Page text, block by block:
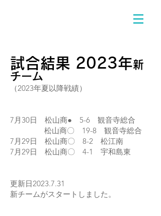
試合結果 2023年新
チーム
（2023年夏以降戦績）
7月30日 松山商● 5-6 観音寺総合
​ 松山商〇 19-8 観音寺総合
7月29日 松山商〇 8-2 松江南
7月29日 松山商〇 4-1 宇和島東
更新日2023.7.31
新チームがスタートしました。